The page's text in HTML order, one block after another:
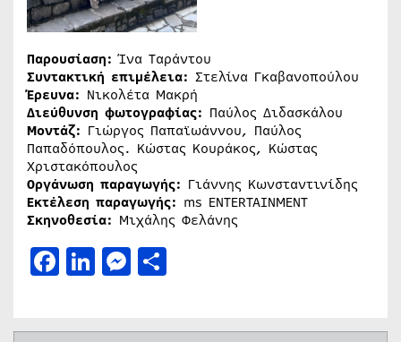
Παρουσίαση:Ίνα Ταράντου
Συντακτική επιμέλεια: Στελίνα Γκαβανοπούλου
Έρευνα: Νικολέτα Μακρή
Διεύθυνση φωτογραφίας: Παύλος Διδασκάλου
Μοντάζ: Γιώργος Παπαϊωάννου, Παύλος
Παπαδόπουλος. Κώστας Κουράκος, Κώστας
Χριστακόπουλος
Οργάνωση παραγωγής: Γιάννης Κωνσταντινίδης
Εκτέλεση παραγωγής: ms ENTERTAINMENT
Σκηνοθεσία: Μιχάλης Φελάνης
Facebook
LinkedIn
Messenger